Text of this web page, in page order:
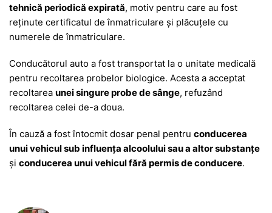
tehnică periodică expirată, motiv pentru care au fost
reținute certificatul de înmatriculare și plăcuțele cu
numerele de înmatriculare.
Conducătorul auto a fost transportat la o unitate medicală
pentru recoltarea probelor biologice. Acesta a acceptat
recoltarea unei singure probe de sânge, refuzând
recoltarea celei de-a doua.
În cauză a fost întocmit dosar penal pentru conducerea
unui vehicul sub influența alcoolului sau a altor substanțe
și conducerea unui vehicul fără permis de conducere.